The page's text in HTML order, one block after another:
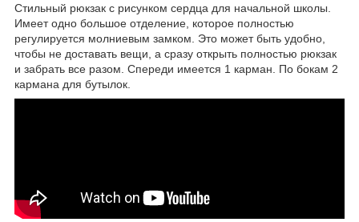
Стильный рюкзак с рисунком сердца для начальной школы.
Имеет одно большое отделение, которое полностью
регулируется молниевым замком. Это может быть удобно,
чтобы не доставать вещи, а сразу открыть полностью рюкзак
и забрать все разом. Спереди имеется 1 карман. По бокам 2
кармана для бутылок.